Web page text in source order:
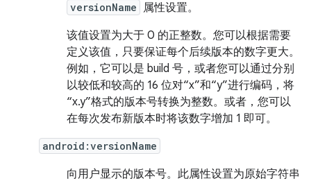
versionName 属性设置。
该值设置为大于 0 的正整数。您可以根据需要
定义该值，只要保证每个后续版本的数字更大。
例如，它可以是 build 号，或者您可以通过分别
以较低和较高的 16 位对“x”和“y”进行编码，将
“x.y”格式的版本号转换为整数。或者，您可以
在每次发布新版本时将该数字增加 1 即可。
android:versionName
向用户显示的版本号。此属性设置为原始字符串